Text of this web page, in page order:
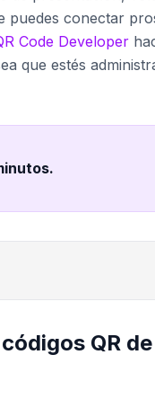
puedes conectar
Code Developer
que estés
.
QR